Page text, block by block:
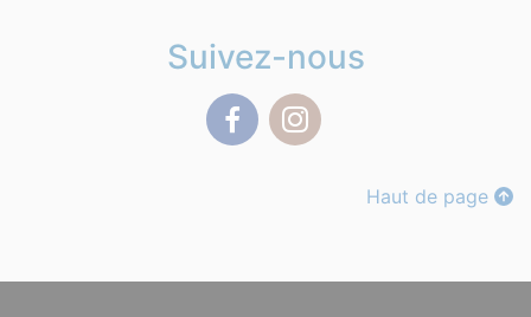
Suivez-nous
Haut de page